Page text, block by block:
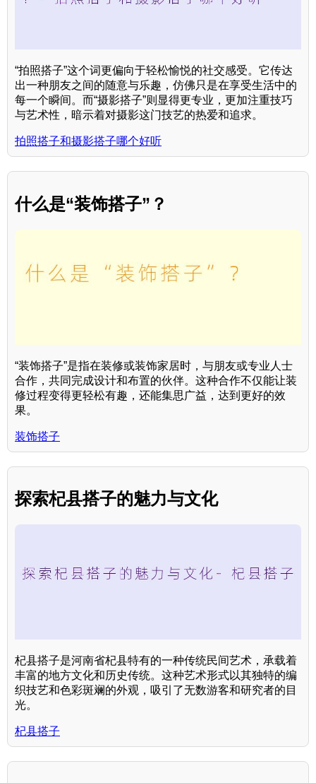
“拍照搭子”这个词更偏向于轻松愉悦的社交感受。它传达
出一种朋友之间的随意与乐趣，仿佛只是在享受生活中的
每一个瞬间。而“摄影搭子”则显得更专业，更加注重技巧
与艺术性，暗示着对摄影这门技艺的热爱和追求。
拍照搭子和摄影搭子哪个好听
什么是“装饰搭子”？
“装饰搭子”是指在装修或装饰家居时，与朋友或专业人士
合作，共同完成设计和布置的伙伴。这种合作不仅能让装
修过程变得更轻松有趣，还能集思广益，达到更好的效
果。
装饰搭子
探索杞县搭子的魅力与文化
杞县搭子是河南省杞县特有的一种传统民间艺术，承载着
丰富的地方文化和历史传统。这种艺术形式以其独特的编
织技艺和色彩斑斓的外观，吸引了无数游客和研究者的目
光。
杞县搭子